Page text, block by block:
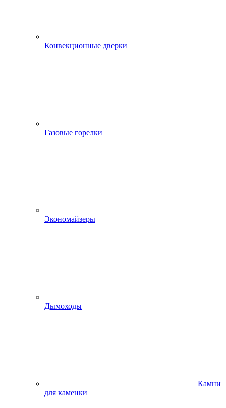
Конвекционные дверки
Газовые горелки
Экономайзеры
Дымоходы
Камни
для каменки